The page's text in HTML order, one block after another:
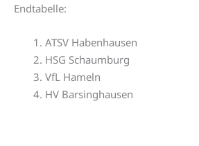
Endtabelle:
ATSV Habenhausen
HSG Schaumburg
VfL Hameln
HV Barsinghausen